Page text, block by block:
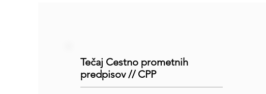
Tečaj Cestno prometnih
predpisov // CPP